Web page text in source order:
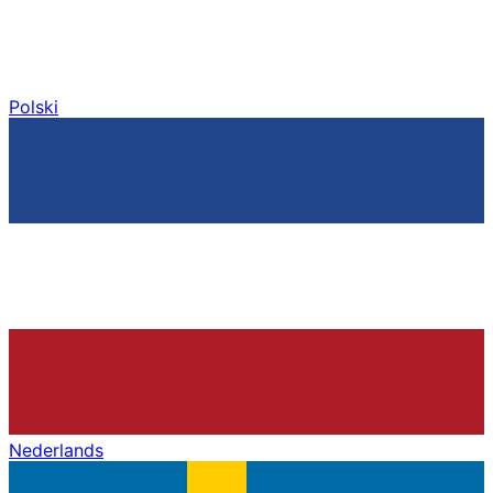
Polski
Nederlands